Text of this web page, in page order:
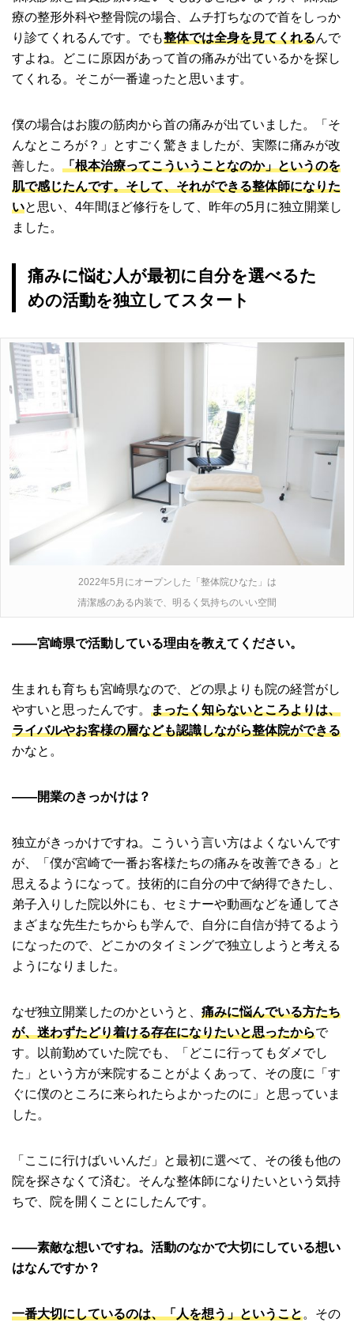
療の整形外科や整骨院の場合、ムチ打ちなので首をしっか
り診てくれるんです。でも整体では全身を見てくれるんで
すよね。どこに原因があって首の痛みが出ているかを探し
てくれる。そこが一番違ったと思います。
僕の場合はお腹の筋肉から首の痛みが出ていました。「そ
んなところが？」とすごく驚きましたが、実際に痛みが改
善した。 「根本治療ってこういうことなのか」というのを
肌で感じたんです。そして、それができる整体師になりた
いと思い、4年間ほど修行をして、昨年の5月に独立開業し
ました。
痛みに悩む人が最初に自分を選べるた
めの活動を独立してスタート
2022年5月にオープンした「整体院ひなた」は
清潔感のある内装で、明るく気持ちのいい空間
――宮崎県で活動している理由を教えてください。
生まれも育ちも宮崎県なので、どの県よりも院の経営がし
やすいと思ったんです。 まったく知らないところよりは、
ライバルやお客様の層なども認識しながら整体院ができる
かなと。
――開業のきっかけは？
独立がきっかけですね。こういう言い方はよくないんです
が、「僕が宮崎で一番お客様たちの痛みを改善できる」と
思えるようになって。技術的に自分の中で納得できたし、
弟子入りした院以外にも、セミナーや動画などを通してさ
まざまな先生たちからも学んで、自分に自信が持てるよう
になったので、どこかのタイミングで独立しようと考える
ようになりました。
なぜ独立開業したのかというと、 痛みに悩んでいる方たち
が、迷わずたどり着ける存在になりたいと思ったからで
す。以前勤めていた院でも、「どこに行ってもダメでし
た」という方が来院することがよくあって、その度に「す
ぐに僕のところに来られたらよかったのに」と思っていま
した。
「ここに行けばいいんだ」と最初に選べて、その後も他の
院を探さなくて済む。そんな整体師になりたいという気持
ちで、院を開くことにしたんです。
――素敵な想いですね。活動のなかで大切にしている想い
はなんですか？
一番大切にしているのは、「人を想う」ということ。その